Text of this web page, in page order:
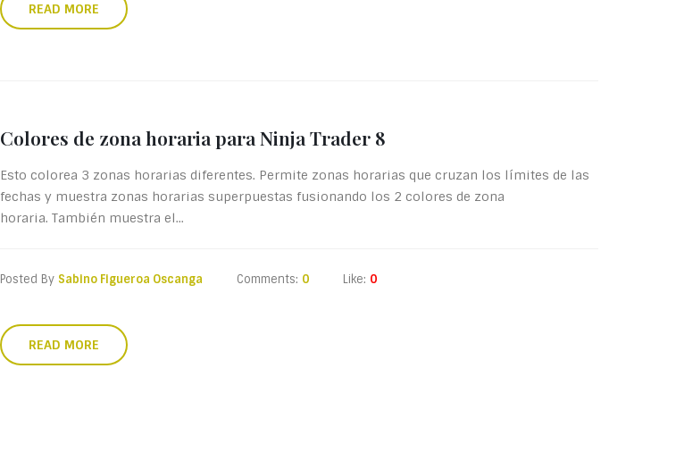
READ MORE
Colores de zona horaria para Ninja Trader 8
Esto colorea 3 zonas horarias diferentes. Permite zonas horarias que cruzan los límites de las
fechas y muestra zonas horarias superpuestas fusionando los 2 colores de zona
horaria. También muestra el...
Posted By Sabino Figueroa Oscanga Comments: 0 Like: 0
READ MORE